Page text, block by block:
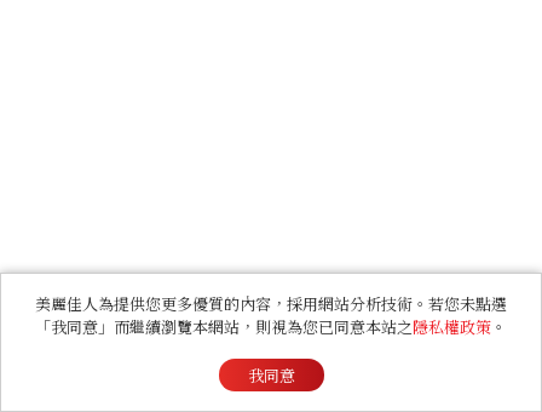
美麗佳人為提供您更多優質的內容，採用網站分析技術。若您未點選
「我同意」而繼續瀏覽本網站，則視為您已同意本站之隱私權政策 。
我同意